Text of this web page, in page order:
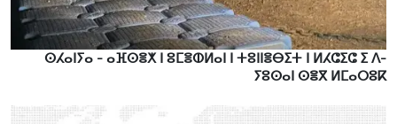
ⵙⵃⴰⵏⵢⴰ - ⴰⴼⵙⴻⵅ ⵏ ⵓⵎⴻⵀⵍⴰⵏ ⵏ ⵜⵓⵏⵏⴻⴱⵉⵜ ⵏ ⵍⵃⵛⵉⵛ ⵉ ⴷ-
ⵢⵓⵙⴰⵏ ⵙⴻⴳ ⵍⵎⴰⵔⵓⴽ